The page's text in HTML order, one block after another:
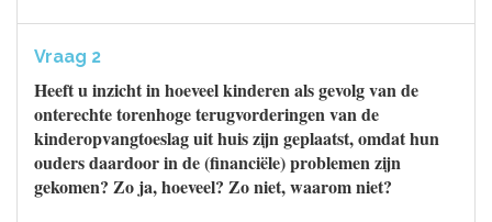
Vraag 2
Heeft u inzicht in hoeveel kinderen als gevolg van de
onterechte torenhoge terugvorderingen van de
kinderopvangtoeslag uit huis zijn geplaatst, omdat hun
ouders daardoor in de (financiële) problemen zijn
gekomen? Zo ja, hoeveel? Zo niet, waarom niet?